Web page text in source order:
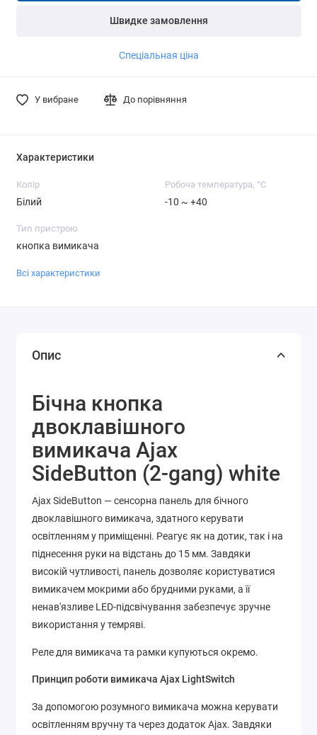
Швидке замовлення
Спеціальная ціна
У вибране До порівняння
Характеристики
Колір
Білий
Робоча температура, °C
-10 ~ +40
Тип пристрою
кнопка вимикача
Всі характеристики
Опис
Бічна кнопка
двоклавішного
вимикача Ajax
SideButton (2-gang) white
Ajax SideButton — сенсорна панель для бічного
двоклавішного вимикача, здатного керувати
освітленням у приміщенні. Реагує як на дотик, так і на
піднесення руки на відстань до 15 мм. Завдяки
високій чутливості, панель дозволяє користуватися
вимикачем мокрими або брудними руками, а її
ненав'язливе LED-підсвічування забезпечує зручне
використання у темряві.
Реле для вимикача та рамки купуються окремо.
Принцип роботи вимикача Ajax LightSwitch
За допомогою розумного вимикача можна керувати
освітленням вручну та через додаток Ajax. Завдяки